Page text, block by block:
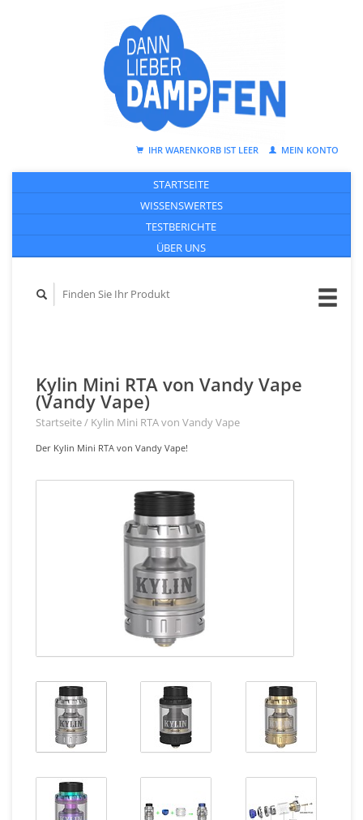
IHR WARENKORB IST LEER MEIN KONTO
STARTSEITE
WISSENSWERTES
TESTBERICHTE
ÜBER UNS
Kylin Mini RTA von Vandy Vape
(Vandy Vape)
Startseite/ Kylin Mini RTA von Vandy Vape
Der Kylin Mini RTA von Vandy Vape!